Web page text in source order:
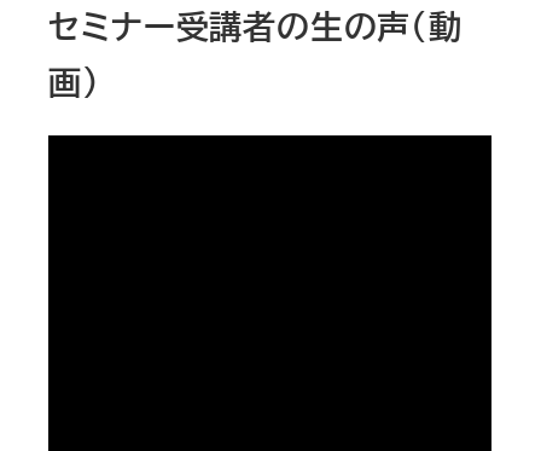
セミナー受講者の生の声（動
画）